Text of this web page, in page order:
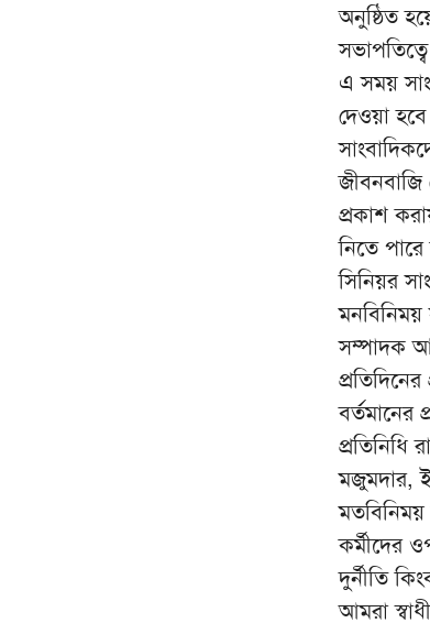
অনুষ্ঠিত
এ সময়
দেওয়া
জীবনবাজি
প্রকাশ
নিতে পারে
সিনিয়র
মনবিনিময়
সম্পাদক
প্রতিনিধি
মজুমদার,
কর্মীদের
দুর্নীতি
আমরা